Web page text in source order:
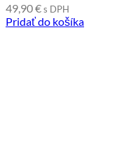
49,90€s DPH
Pridať do košíka